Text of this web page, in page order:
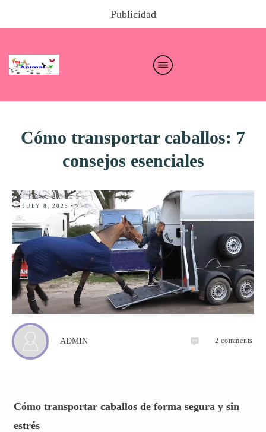
Publicidad
Cómo transportar caballos: 7
consejos esenciales
JULY 8, 2025
ADMIN 2 comments
Cómo transportar caballos de forma segura y sin
estrés